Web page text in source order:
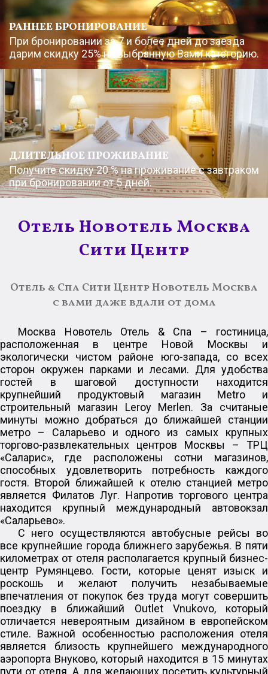
РАННЕЕ БРОНИРОВАНИЕ
При бронировании за 7 и более дней до заезда
дарим скидку 25% на выбранную Вами категорию.
ДЛИТЕЛЬНОЕ ПРОЖИВАНИЕ
Получите скидку 20 % на проживание с завтраком
при бронировании от 5 дней.
Отель Новотель Москва
Сити Центр
Отель & Спа Сити Центр Новотель Москва
с вами даже вдали от дома
Москва Новотель Отель & Спа – гостиница,
расположенная в центре Новой Москвы и
экологически чистом районе юго-запада, со всех
сторон окружен парками и лесами. Для удобства
гостей в шаговой доступности находится
крупнейший продуктовый магазин Metro и
строительный магазин Leroy Merlen. За считаные
минуты можно добраться до ближайшей станции
метро – Саларьево и одного из самых крупных
торгово-развлекательных центров Москвы – ТРЦ
«Саларис», где расположены сотни магазинов,
способных удовлетворить потребность каждого
гостя. Второй ближайшей к отелю станцией метро
является Филатов Луг. Напротив торгового центра
находится крупный международный автовокзал
«Саларьево».
С него осуществляются автобусные рейсы во
все крупнейшие города ближнего зарубежья. В пяти
километрах от отеля располагается крупный бизнес-
центр Румянцево. Гости, которые ценят изыск и
роскошь и желают получить незабываемые
впечатления от покупок без труда могут совершить
поездку в ближайший Outlet Vnukovo, который
отличается невероятным дизайном в европейском
стиле. Важной особенностью расположения отеля
является близость крупнейшего международного
аэропорта Внуково, который находится в 15 минутах
пути от отеля. А для желающих посетить культурный